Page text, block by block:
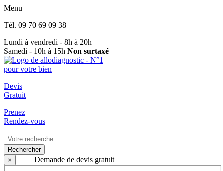
Menu
Tél. 09 70 69 09 38
Lundi à vendredi - 8h à 20h
Samedi - 10h à 15h Non surtaxé
Devis
Gratuit
Prenez
Rendez-vous
Rechercher
×
Demande de devis gratuit